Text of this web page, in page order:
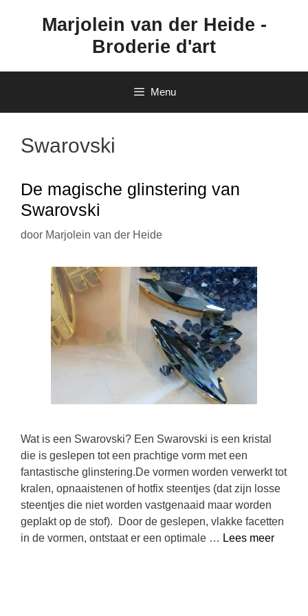
Marjolein van der Heide -
Broderie d'art
Menu
Swarovski
De magische glinstering van
Swarovski
door Marjolein van der Heide
Wat is een Swarovski? Een Swarovski is een kristal
die is geslepen tot een prachtige vorm met een
fantastische glinstering.De vormen worden verwerkt tot
kralen, opnaaistenen of hotfix steentjes (dat zijn losse
steentjes die niet worden vastgenaaid maar worden
geplakt op de stof). Door de geslepen, vlakke facetten
in de vormen, ontstaat er een optimale … Lees meer